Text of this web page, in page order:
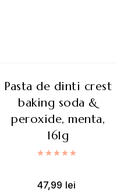
pasta de dinti crest
baking soda &
peroxide, menta,
161g
Evaluat la
47,99 lei